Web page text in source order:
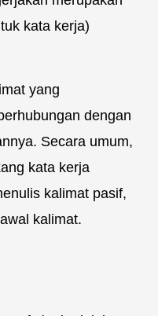
kata kerja)
yang
dengan
Secara umum,
kata kerja
kalimat pasif,
kalimat.